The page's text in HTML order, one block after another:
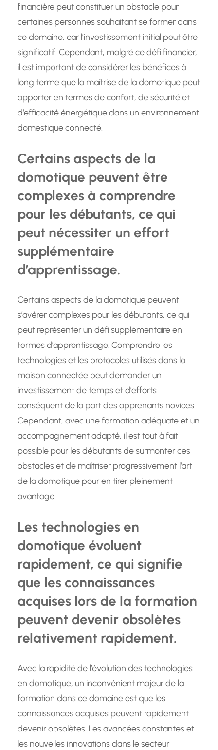
financière peut constituer un obstacle pour
certaines personnes souhaitant se former dans
ce domaine, car l’investissement initial peut être
significatif. Cependant, malgré ce défi financier,
il est important de considérer les bénéfices à
long terme que la maîtrise de la domotique peut
apporter en termes de confort, de sécurité et
d’efficacité énergétique dans un environnement
domestique connecté.
Certains aspects de la
domotique peuvent être
complexes à comprendre
pour les débutants, ce qui
peut nécessiter un effort
supplémentaire
d’apprentissage.
Certains aspects de la domotique peuvent
s’avérer complexes pour les débutants, ce qui
peut représenter un défi supplémentaire en
termes d’apprentissage. Comprendre les
technologies et les protocoles utilisés dans la
maison connectée peut demander un
investissement de temps et d’efforts
conséquent de la part des apprenants novices.
Cependant, avec une formation adéquate et un
accompagnement adapté, il est tout à fait
possible pour les débutants de surmonter ces
obstacles et de maîtriser progressivement l’art
de la domotique pour en tirer pleinement
avantage.
Les technologies en
domotique évoluent
rapidement, ce qui signifie
que les connaissances
acquises lors de la formation
peuvent devenir obsolètes
relativement rapidement.
Avec la rapidité de l’évolution des technologies
en domotique, un inconvénient majeur de la
formation dans ce domaine est que les
connaissances acquises peuvent rapidement
devenir obsolètes. Les avancées constantes et
les nouvelles innovations dans le secteur